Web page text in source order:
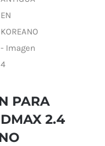
PARA
2.4